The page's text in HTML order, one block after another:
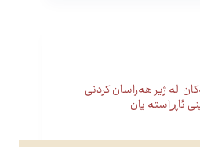
لە ژیر هەراسان کردنی
ئاڕاستە یان